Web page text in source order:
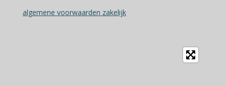
algemene voorwaarden zakelijk